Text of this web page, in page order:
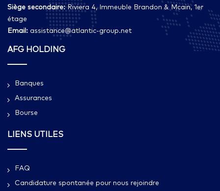
Siège secondaire:Riviera 4, Immeuble Brandon & Mcain, 1er
étage
Email: assistance@atlantic-group.net
AFG HOLDING
Banques
Assurances
Bourse
LIENS UTILES
FAQ
Candidature spontanée pour nous rejoindre